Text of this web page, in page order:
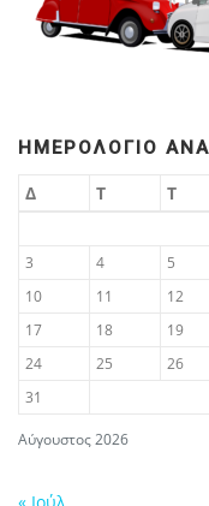
ΗΜΕΡΟΛΌΓΙΟ
Αύγουστος 2026
Δ Τ Τ
3
4 5
10
11 12
17
18 19
24
25 26
31